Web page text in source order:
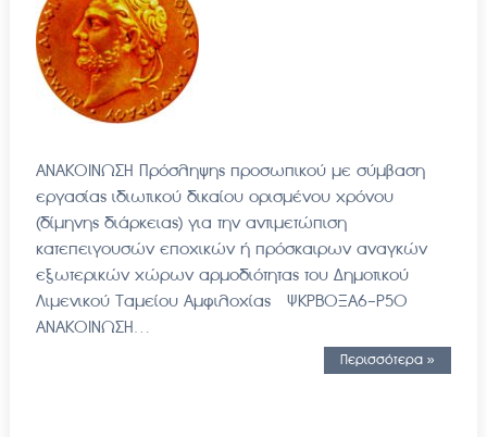
ΑΝΑΚΟΙΝΩΣΗ Πρόσληψης προσωπικού με σύμβαση
εργασίας ιδιωτικού δικαίου ορισμένου χρόνου
(δίμηνης διάρκειας) για την αντιμετώπιση
κατεπειγουσών εποχικών ή πρόσκαιρων αναγκών
εξωτερικών χώρων αρμοδιότητας του Δημοτικού
Λιμενικού Ταμείου Αμφιλοχίας ΨΚΡΒΟΞΑ6-Ρ5Ο
ΑΝΑΚΟΙΝΩΣΗ…
Περισσότερα »